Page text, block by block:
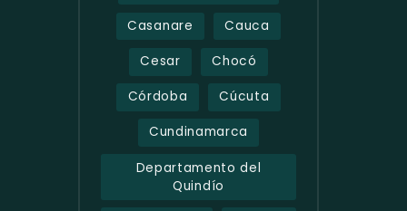
Casanare Cauca
Cesar Chocó
Córdoba Cúcuta
Cundinamarca
Departamento del
Quindío